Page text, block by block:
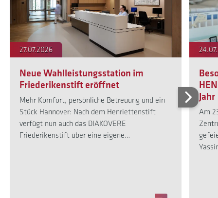
27.07.2026
Neue Wahlleistungsstation im
Friederikenstift eröffnet
Mehr Komfort, persönliche Betreuung und ein
Stück Hannover: Nach dem Henriettenstift
verfügt nun auch das DIAKOVERE
Friederikenstift über eine eigene…
Jahr
Am